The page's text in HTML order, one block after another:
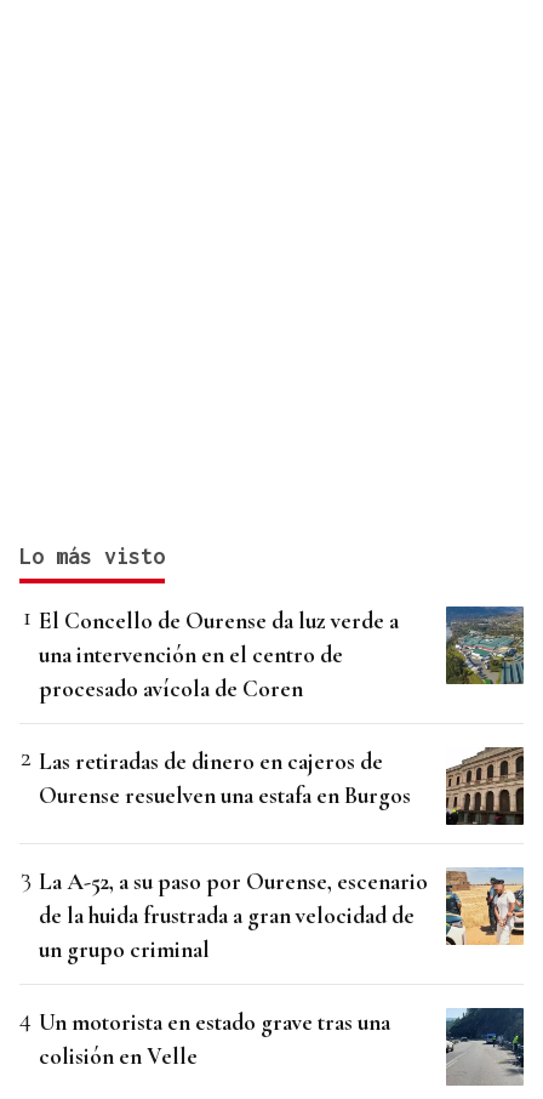
Lo más visto
El Concello de Ourense da luz verde a
una intervención en el centro de
procesado avícola de Coren
Las retiradas de dinero en cajeros de
Ourense resuelven una estafa en Burgos
La A-52, a su paso por Ourense, escenario
de la huida frustrada a gran velocidad de
un grupo criminal
Un motorista en estado grave tras una
colisión en Velle